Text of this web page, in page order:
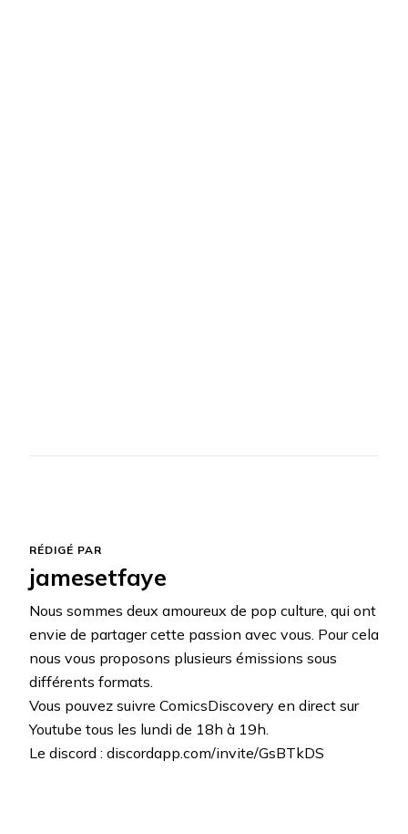
RÉDIGÉ PAR
jamesetfaye
Nous sommes deux amoureux de pop culture, qui ont
envie de partager cette passion avec vous. Pour cela
nous vous proposons plusieurs émissions sous
différents formats.
Vous pouvez suivre ComicsDiscovery en direct sur
Youtube tous les lundi de 18h à 19h.
Le discord : discordapp.com/invite/GsBTkDS